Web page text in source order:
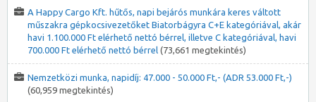
A Happy Cargo Kft. hűtős, napi bejárós munkára keres váltott
műszakra gépkocsivezetőket Biatorbágyra C+E kategóriával, akár
havi 1.100.000 Ft elérhető nettó bérrel, illetve C kategóriával, havi
700.000 Ft elérhető nettó bérrel (73,661 megtekintés)
Nemzetközi munka, napidíj: 47.000 - 50.000 Ft,- (ADR 53.000 Ft,-)
(60,959 megtekintés)